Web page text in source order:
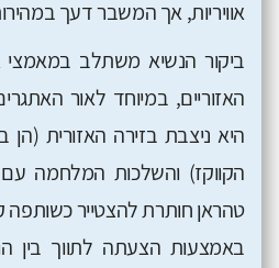
אוויריות, אך המשבר דעך
ביקור הנשיא משתלב במאמצי
האזוריים, במיוחד לאור
היא ניצבת בזירה האזורית (הן
הקווקז) והשלכות המלחמה
טהראן חותרת להצטייר כשותפה
באמצעות הצעתה לתווך בין